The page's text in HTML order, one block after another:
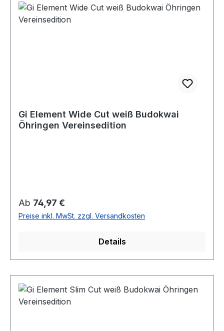
Gi Element Wide Cut weiß Budokwai
Öhringen Vereinsedition
Regulärer Preis:
Ab 74,97 €
Preise inkl. MwSt. zzgl. Versandkosten
Details